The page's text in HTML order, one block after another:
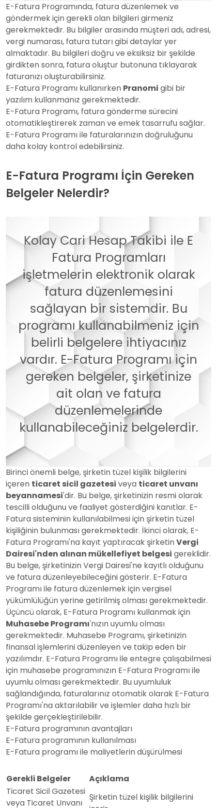
E-Fatura Programında, fatura düzenlemek ve
göndermek için gerekli olan bilgileri girmeniz
gerekmektedir. Bu bilgiler arasında müşteri adı, adresi,
vergi numarası, fatura tutarı gibi detaylar yer
almaktadır. Bu bilgileri doğru ve eksiksiz bir şekilde
girdikten sonra, fatura oluştur butonuna tıklayarak
faturanızı oluşturabilirsiniz.
E-Fatura Programı kullanırken Pranomi gibi bir
yazılım kullanmanız gerekmektedir.
E-Fatura Programı, fatura gönderme sürecini
otomatikleştirerek zaman ve emek tasarrufu sağlar.
E-Fatura Programı ile faturalarınızın doğruluğunu
daha kolay kontrol edebilirsiniz.
E-Fatura Programı İçin Gereken
Belgeler Nelerdir?
Kolay Cari Hesap Takibi ile E
Fatura Programları
işletmelerin elektronik olarak
fatura düzenlemesini
sağlayan bir sistemdir. Bu
programı kullanabilmeniz için
belirli belgelere ihtiyacınız
vardır. E-Fatura Programı için
gereken belgeler, şirketinize
ait olan ve fatura
düzenlemelerinde
kullanabileceğiniz belgelerdir.
Birinci önemli belge, şirketin tüzel kişilik bilgilerini
içeren ticaret sicil gazetesi veya ticaret unvanı
beyannamesi'dir. Bu belge, şirketinizin resmi olarak
tescilli olduğunu ve faaliyet gösterdiğini kanıtlar. E-
Fatura sisteminin kullanılabilmesi için şirketin tüzel
kişiliğinin bulunması gerekmektedir. İkinci olarak, E-
Fatura Programı'na kayıt yaptıracak şirketinVergi
Dairesi'nden alınan mükellefiyet belgesi gereklidir.
Bu belge, şirketinizin Vergi Dairesi'ne kayıtlı olduğunu
ve fatura düzenleyebileceğini gösterir. E-Fatura
Programı ile fatura düzenlemek için vergisel
yükümlülüğün yerine getirilmiş olması gerekmektedir.
Üçüncü olarak, E-Fatura Programı kullanmak için
Muhasebe Programı'nızın uyumlu olması
gerekmektedir. Muhasebe Programı, şirketinizin
finansal işlemlerini düzenleyen ve takip eden bir
yazılımdır. E-Fatura Programı ile entegre çalışabilmesi
için muhasebe programınızın E-Fatura Programı ile
uyumlu olması gerekmektedir. Bu uyumluluk
sağlandığında, faturalarınız otomatik olarak E-Fatura
Programı'na aktarılabilir ve işlemler daha hızlı bir
şekilde gerçekleştirilebilir.
E-Fatura programının avantajları
E-Fatura programının kullanılması
E-Fatura programı ile maliyetlerin düşürülmesi
Gerekli Belgeler
Açıklama
Ticaret Sicil Gazetesi
veya Ticaret Unvanı
Şirketin tüzel kişilik bilgilerini